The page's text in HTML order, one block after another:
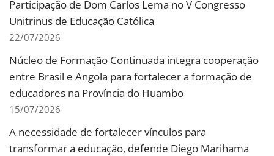
Participação de Dom Carlos Lema no V Congresso
Unitrinus de Educação Católica
22/07/2026
Núcleo de Formação Continuada integra cooperação
entre Brasil e Angola para fortalecer a formação de
educadores na Província do Huambo
15/07/2026
A necessidade de fortalecer vínculos para
transformar a educação, defende Diego Marihama